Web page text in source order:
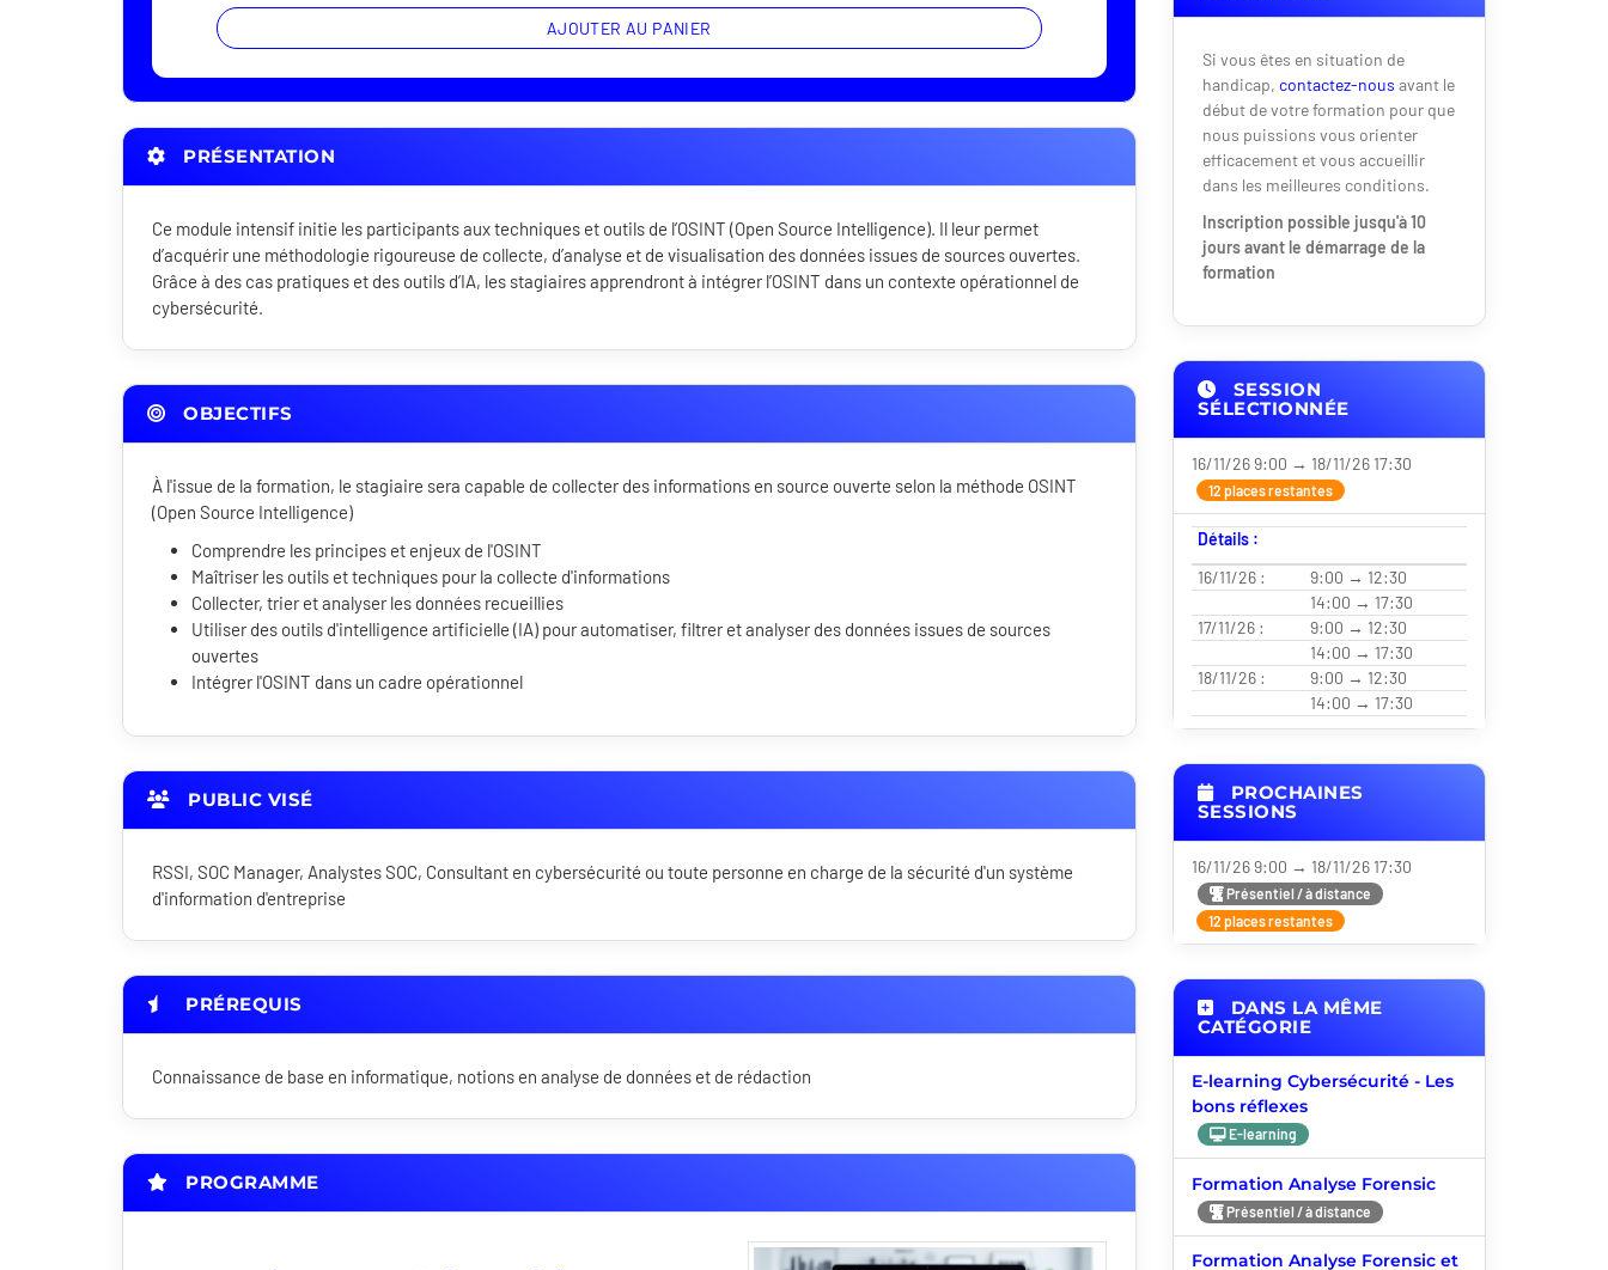
AJOUTER AU PANIER
PRÉSENTATION
Ce module intensif initie les participants aux techniques et outils de l’OSINT (Open Source Intelligence). Il leur permet
d’acquérir une méthodologie rigoureuse de collecte, d’analyse et de visualisation des données issues de sources ouvertes.
Grâce à des cas pratiques et des outils d’IA, les stagiaires apprendront à intégrer l’OSINT dans un contexte opérationnel de
cybersécurité.
OBJECTIFS
À l'issue de la formation, le stagiaire sera capable de collecter des informations en source ouverte selon la méthode OSINT
(Open Source Intelligence)
Comprendre les principes et enjeux de l'OSINT
Maîtriser les outils et techniques pour la collecte d'informations
Collecter, trier et analyser les données recueillies
Utiliser des outils d'intelligence artificielle (IA) pour automatiser, filtrer et analyser des données issues de sources
ouvertes
Intégrer l'OSINT dans un cadre opérationnel
PUBLIC VISÉ
RSSI, SOC Manager, Analystes SOC, Consultant en cybersécurité ou toute personne en charge de la sécurité d'un système
d'information d'entreprise
PRÉREQUIS
Connaissance de base en informatique, notions en analyse de données et de rédaction
PROGRAMME
Si vous êtes en situation de
handicap, contactez-nous avant le
début de votre formation pour que
nous puissions vous orienter
efficacement et vous accueillir
dans les meilleures conditions.
Inscription possible jusqu'à 10
jours avant le démarrage de la
formation
SESSION
SÉLECTIONNÉE
16/11/26 9:00 → 18/11/26 17:30
12 places restantes
Détails :
16/11/26 :
9:00 → 12:30
14:00 → 17:30
17/11/26 :
9:00 → 12:30
14:00 → 17:30
18/11/26 :
9:00 → 12:30
14:00 → 17:30
PROCHAINES
SESSIONS
16/11/26 9:00 → 18/11/26 17:30
Présentiel / à distance
12 places restantes
DANS LA MÊME
CATÉGORIE
E-learning Cybersécurité - Les
bons réflexes
E-learning
Formation Analyse Forensic
Présentiel / à distance
Formation Analyse Forensic et